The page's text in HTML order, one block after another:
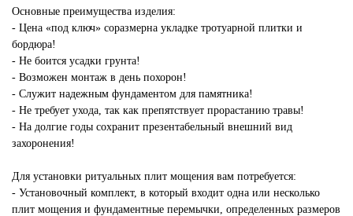
Основные преимущества изделия:
- Цена «под ключ» соразмерна укладке тротуарной плитки и
бордюра!
- Не боится усадки грунта!
- Возможен монтаж в день похорон!
- Служит надежным фундаментом для памятника!
- Не требует ухода, так как препятствует прорастанию травы!
- На долгие годы сохранит презентабельный внешний вид
захоронения!
Для установки ритуальных плит мощения вам потребуется:
- Установочный комплект, в который входит одна или несколько
плит мощения и фундаментные перемычки, определенных размеров